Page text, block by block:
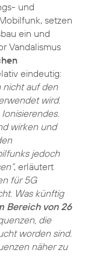
und
setzen
ein und
Vandalismus
eindeutig:
nicht auf den
wird.
wirken und
jedoch
, erläutert
für 5G
Was künftig
Bereich von 26
die
worden sind.
näher zu